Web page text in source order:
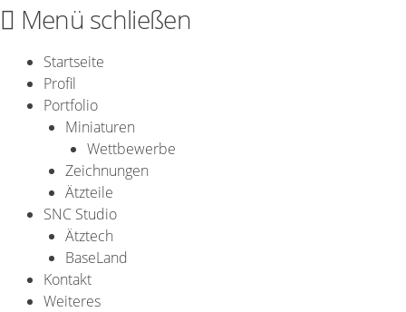
Zum
Inhalt
springen
Menü schließen
Startseite
Profil
Portfolio
Miniaturen
Wettbewerbe
Zeichnungen
Ätzteile
SNC Studio
Ätztech
BaseLand
Kontakt
Weiteres